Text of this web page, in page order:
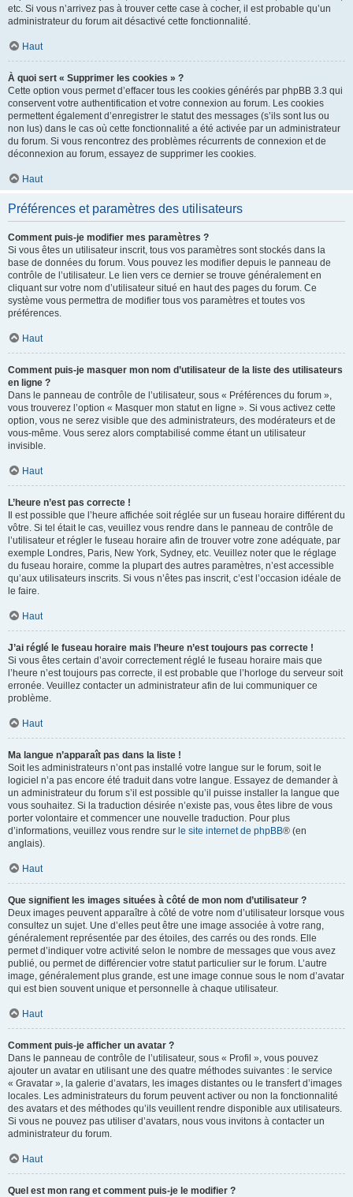
etc. Si vous n’arrivez pas à trouver cette case à cocher, il est probable qu’un
administrateur du forum ait désactivé cette fonctionnalité.
Haut
À quoi sert « Supprimer les cookies » ?
Cette option vous permet d’effacer tous les cookies générés par phpBB 3.3 qui
conservent votre authentification et votre connexion au forum. Les cookies
permettent également d’enregistrer le statut des messages (s’ils sont lus ou
non lus) dans le cas où cette fonctionnalité a été activée par un administrateur
du forum. Si vous rencontrez des problèmes récurrents de connexion et de
déconnexion au forum, essayez de supprimer les cookies.
Haut
Préférences et paramètres des utilisateurs
Comment puis-je modifier mes paramètres ?
Si vous êtes un utilisateur inscrit, tous vos paramètres sont stockés dans la
base de données du forum. Vous pouvez les modifier depuis le panneau de
contrôle de l’utilisateur. Le lien vers ce dernier se trouve généralement en
cliquant sur votre nom d’utilisateur situé en haut des pages du forum. Ce
système vous permettra de modifier tous vos paramètres et toutes vos
préférences.
Haut
Comment puis-je masquer mon nom d’utilisateur de la liste des utilisateurs
en ligne ?
Dans le panneau de contrôle de l’utilisateur, sous « Préférences du forum »,
vous trouverez l’option « Masquer mon statut en ligne ». Si vous activez cette
option, vous ne serez visible que des administrateurs, des modérateurs et de
vous-même. Vous serez alors comptabilisé comme étant un utilisateur
invisible.
Haut
L’heure n’est pas correcte !
Il est possible que l’heure affichée soit réglée sur un fuseau horaire différent du
vôtre. Si tel était le cas, veuillez vous rendre dans le panneau de contrôle de
l’utilisateur et régler le fuseau horaire afin de trouver votre zone adéquate, par
exemple Londres, Paris, New York, Sydney, etc. Veuillez noter que le réglage
du fuseau horaire, comme la plupart des autres paramètres, n’est accessible
qu’aux utilisateurs inscrits. Si vous n’êtes pas inscrit, c’est l’occasion idéale de
le faire.
Haut
J’ai réglé le fuseau horaire mais l’heure n’est toujours pas correcte !
Si vous êtes certain d’avoir correctement réglé le fuseau horaire mais que
l’heure n’est toujours pas correcte, il est probable que l’horloge du serveur soit
erronée. Veuillez contacter un administrateur afin de lui communiquer ce
problème.
Haut
Ma langue n’apparaît pas dans la liste !
Soit les administrateurs n’ont pas installé votre langue sur le forum, soit le
logiciel n’a pas encore été traduit dans votre langue. Essayez de demander à
un administrateur du forum s’il est possible qu’il puisse installer la langue que
vous souhaitez. Si la traduction désirée n’existe pas, vous êtes libre de vous
porter volontaire et commencer une nouvelle traduction. Pour plus
d’informations, veuillez vous rendre sur le site internet de phpBB® (en
anglais).
Haut
Que signifient les images situées à côté de mon nom d’utilisateur ?
Deux images peuvent apparaître à côté de votre nom d’utilisateur lorsque vous
consultez un sujet. Une d’elles peut être une image associée à votre rang,
généralement représentée par des étoiles, des carrés ou des ronds. Elle
permet d’indiquer votre activité selon le nombre de messages que vous avez
publié, ou permet de différencier votre statut particulier sur le forum. L’autre
image, généralement plus grande, est une image connue sous le nom d’avatar
qui est bien souvent unique et personnelle à chaque utilisateur.
Haut
Comment puis-je afficher un avatar ?
Dans le panneau de contrôle de l’utilisateur, sous « Profil », vous pouvez
ajouter un avatar en utilisant une des quatre méthodes suivantes : le service
« Gravatar », la galerie d’avatars, les images distantes ou le transfert d’images
locales. Les administrateurs du forum peuvent activer ou non la fonctionnalité
des avatars et des méthodes qu’ils veuillent rendre disponible aux utilisateurs.
Si vous ne pouvez pas utiliser d’avatars, nous vous invitons à contacter un
administrateur du forum.
Haut
Quel est mon rang et comment puis-je le modifier ?